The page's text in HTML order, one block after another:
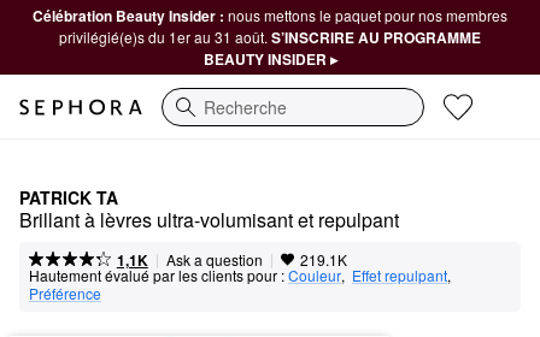
Célébration Beauty Insider : nous mettons le paquet pour nos membres
privilégié(e)s du 1er au 31 août. S’INSCRIRE AU PROGRAMME
BEAUTY INSIDER ▸
Recherche
PATRICK TA
Brillant à lèvres ultra-volumisant et repulpant
1,1K | Ask a question | 219.1K
Hautement évalué par les clients pour :Couleur, Effet repulpant,
Préférence